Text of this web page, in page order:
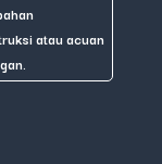
atau acuan